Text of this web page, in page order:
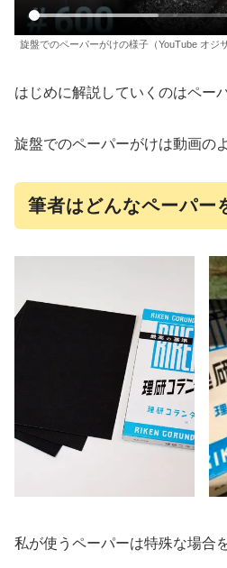
旋盤でのペーパーがけの様子（YouTube オジ
はじめに解説していくのはペー
旋盤でのペーパーがけは動画の
筆者はどんなペーパー
私が使うペーパーは特殊な場合